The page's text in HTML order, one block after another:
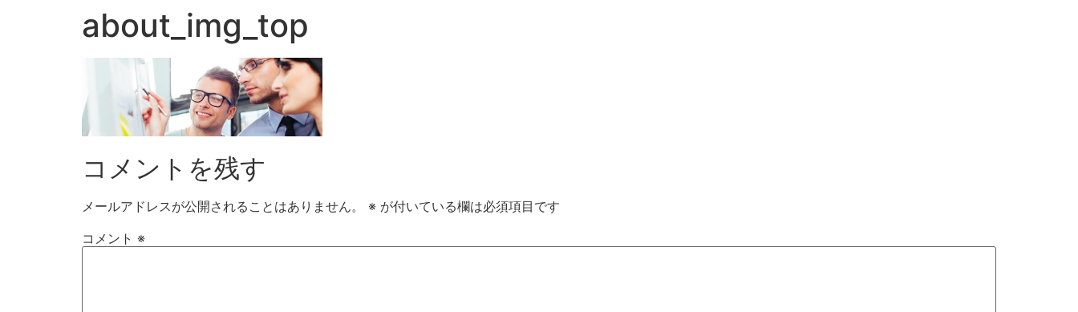
about_img_top
コメントを残す
メールアドレスが公開されることはありません。 ※ が付いている欄は必須項目です
コメント ※